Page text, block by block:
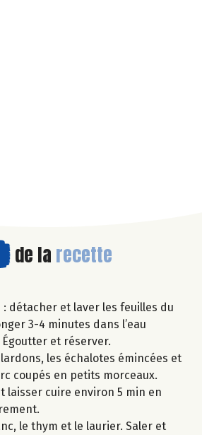
de la recette
: détacher et laver les feuilles du
3-4 minutes dans l’eau
et réserver.
les échalotes émincées et
coupés en petits morceaux.
laisser cuire environ 5 min en
le thym et le laurier. Saler et